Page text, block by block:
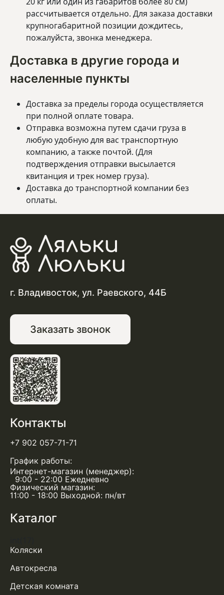
рассчитывается отдельно. Для заказа доставки
крупногабаритной позиции дождитесь,
пожалуйста, звонка менеджера.
Доставка в другие города и
населенные пункты
Доставка за пределы города осуществляется
при полной оплате товара.
Отправка возможна путем сдачи груза в
любую удобную для вас транспортную
компанию, а также почтой. (Для
подтверждения отправки высылается
квитанция и трек номер груза).
Доставка до транспортной компании без
оплаты.
г. Владивосток, ул. Раевского, 44Б
Заказать звонок
Контакты
+7 902 057-71-71
График работы:
Интернет-магазин (менеджер):
9:00 - 22:00 Ежедневно
Физический магазин:
11:00 - 18:00 Выходной: пн/вт
Каталог
Коляски
Автокресла
Детская комната